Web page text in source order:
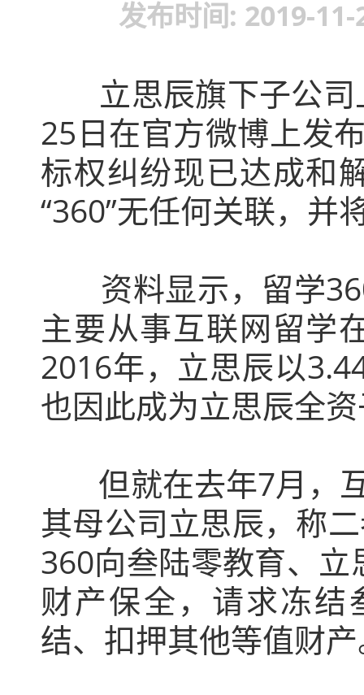
发布时间: 2019-
立思辰旗下子公司
25日在官方微博上发
标权纠纷现已达成和
“360”无任何关联，并
资料显示，留学
主要从事互联网留学
2016年，立思辰以
也因此成为立思辰全
但就在去年7月，互
其母公司立思辰，称
360向叁陆零教育、
财产保全，请求冻
结、扣押其他等值财